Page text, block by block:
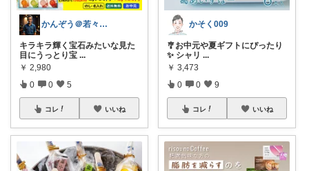
かんぞう＠若々しく健康的な老後生活
キラキラ輝く宝石みたいな見た
目にうっとり宝 ...
￥ 2,980
0 0 5
コレ いいね
かそく009
🎐お中元や夏ギフトにぴったり
✨ シャリ ...
￥ 3,473
0 0 9
コレ いいね